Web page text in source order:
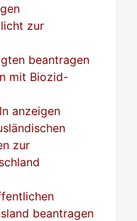
zur
beantragen
mit Biozid-
anzeigen
zur
beantragen